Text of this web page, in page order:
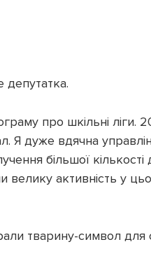
депутатка.
про шкільні ліги.
Я дуже вдячна
більшої
активність у
тварину-символ для